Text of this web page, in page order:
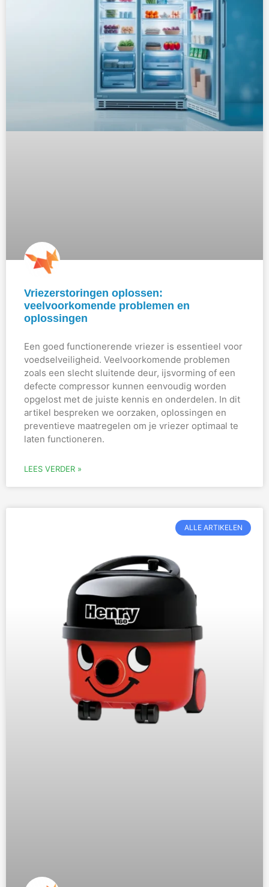
Vriezerstoringen oplossen:
veelvoorkomende problemen en
oplossingen
Een goed functionerende vriezer is essentieel voor
voedselveiligheid. Veelvoorkomende problemen
zoals een slecht sluitende deur, ijsvorming of een
defecte compressor kunnen eenvoudig worden
opgelost met de juiste kennis en onderdelen. In dit
artikel bespreken we oorzaken, oplossingen en
preventieve maatregelen om je vriezer optimaal te
laten functioneren.
LEES VERDER »
ALLE ARTIKELEN